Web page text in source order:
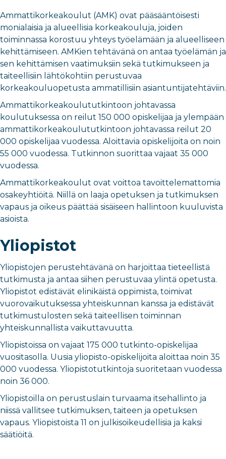
Ammattikorkeakoulut (AMK) ovat pääsääntöisesti
monialaisia ja alueellisia korkeakouluja, joiden
toiminnassa korostuu yhteys työelämään ja alueelliseen
kehittämiseen. AMKien tehtävänä on antaa työelämän ja
sen kehittämisen vaatimuksiin sekä tutkimukseen ja
taiteellisiin lähtökohtiin perustuvaa
korkeakouluopetusta ammatillisiin asiantuntijatehtäviin.
Ammattikorkeakoulututkintoon johtavassa
koulutuksessa on reilut 150 000 opiskelijaa ja ylempään
ammattikorkeakoulututkintoon johtavassa reilut 20
000 opiskelijaa vuodessa. Aloittavia opiskelijoita on noin
55 000 vuodessa. Tutkinnon suorittaa vajaat 35 000
vuodessa.
Ammattikorkeakoulut ovat voittoa tavoittelemattomia
osakeyhtiöitä. Niillä on laaja opetuksen ja tutkimuksen
vapaus ja oikeus päättää sisäiseen hallintoon kuuluvista
asioista.
Yliopistot
Yliopistojen perustehtävänä on harjoittaa tieteellistä
tutkimusta ja antaa siihen perustuvaa ylintä opetusta.
Yliopistot edistävät elinikäistä oppimista, toimivat
vuorovaikutuksessa yhteiskunnan kanssa ja edistävät
tutkimustulosten sekä taiteellisen toiminnan
yhteiskunnallista vaikuttavuutta.
Yliopistoissa on vajaat 175 000 tutkinto-opiskelijaa
vuositasolla. Uusia yliopisto-opiskelijoita aloittaa noin 35
000 vuodessa. Yliopistotutkintoja suoritetaan vuodessa
noin 36 000.
Yliopistoilla on perustuslain turvaama itsehallinto ja
niissä vallitsee tutkimuksen, taiteen ja opetuksen
vapaus. Yliopistoista 11 on julkisoikeudellisia ja kaksi
säätiöitä.